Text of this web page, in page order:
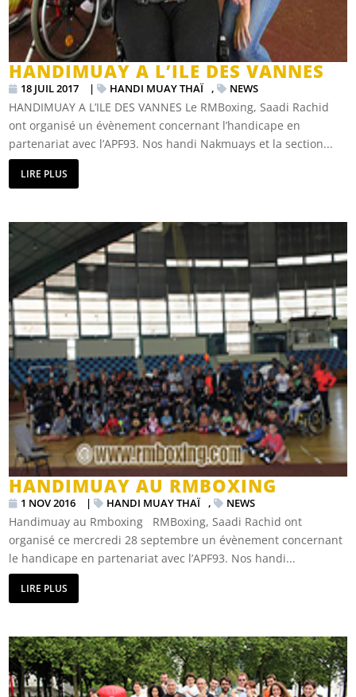
HANDIMUAY A L’ILE DES VANNES
18 JUIL 2017 | HANDI MUAY THAÏ , NEWS
HANDIMUAY A L’ILE DES VANNES Le RMBoxing, Saadi Rachid
ont organisé un évènement concernant l’handicape en
partenariat avec l’APF93. Nos handi Nakmuays et la section...
LIRE PLUS
HANDIMUAY AU RMBOXING
1 NOV 2016 | HANDI MUAY THAÏ , NEWS
Handimuay au Rmboxing RMBoxing, Saadi Rachid ont
organisé ce mercredi 28 septembre un évènement concernant
le handicape en partenariat avec l’APF93. Nos handi...
LIRE PLUS